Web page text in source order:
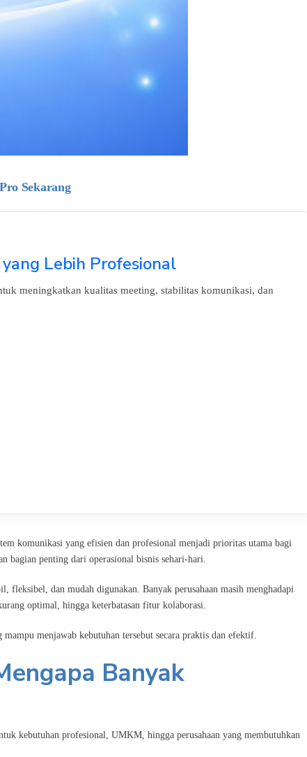
Sekarang
Lebih Profesional
meningkatkan kualitas meeting, stabilitas komunikasi, dan
komunikasi yang efisien dan profesional menjadi prioritas utama bagi
bagian penting dari operasional bisnis sehari-hari.
fleksibel, dan mudah digunakan. Banyak perusahaan masih menghadapi
optimal, hingga keterbatasan fitur kolaborasi.
menjawab kebutuhan tersebut secara praktis dan efektif.
Banyak
kebutuhan profesional, UMKM, hingga perusahaan yang membutuhkan